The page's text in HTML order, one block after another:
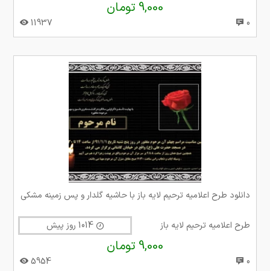
9,000 تومان
0
11937
دانلود طرح اعلامیه ترحیم لایه باز با حاشیه گلدار و پس زمینه مشکی
طرح اعلامیه ترحیم لایه باز 1014 روز پیش
9,000 تومان
0
5954